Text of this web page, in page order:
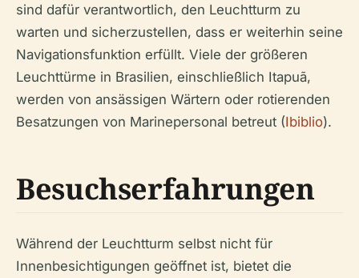
sind dafür verantwortlich, den Leuchtturm zu
warten und sicherzustellen, dass er weiterhin seine
Navigationsfunktion erfüllt. Viele der größeren
Leuchttürme in Brasilien, einschließlich Itapuã,
werden von ansässigen Wärtern oder rotierenden
Besatzungen von Marinepersonal betreut (Ibiblio).
Besuchserfahrungen
Während der Leuchtturm selbst nicht für
Innenbesichtigungen geöffnet ist, bietet die